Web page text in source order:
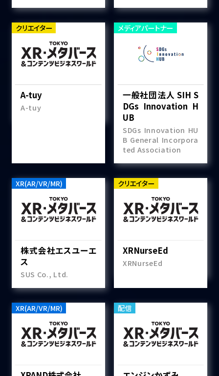
クリエイター
A-tuy
A-tuy
メディアパートナー
一般社団法人 SIH S
DGs Innovation H
UB
SDGs Innovation HU
B General Incorpora
ted Association
XR(AR/VR/MR)
株式会社エスユーエ
ス
SUS Co., Ltd.
クリエイター
XRNurseEd
XRNurseEd
XR(AR/VR/MR) 配信